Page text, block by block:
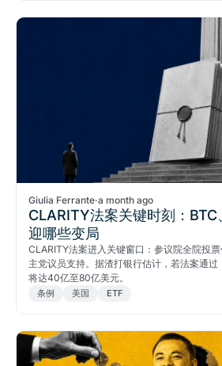
Giulia Ferrante·a month ago
CLARITY法案关键时刻：
迎哪些变局
CLARITY法案进入关键窗口：参议院全院投
主党议员支持。据渣打银行估计，若法案通过
将达40亿至80亿美元。
条例 美国 ETF